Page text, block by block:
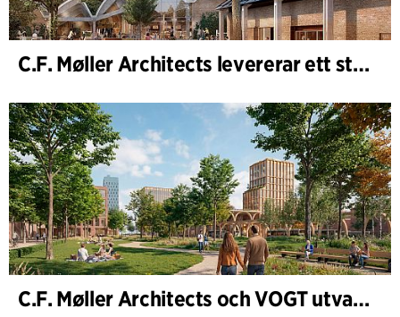
C.F. Møller Architects levererar ett starkt resultat för 2025
C.F. Møller Architects och VOGT utvalda att forma framtidens Hamburg-Altona